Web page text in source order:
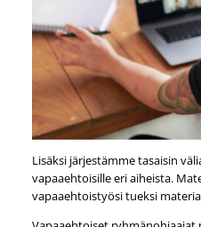
Lisäksi järjestämme tasaisin
vapaaehtoisille eri aiheista.
vapaaehtoistyösi tueksi